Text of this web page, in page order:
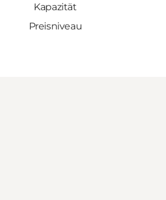
Kapazität
Preisniveau